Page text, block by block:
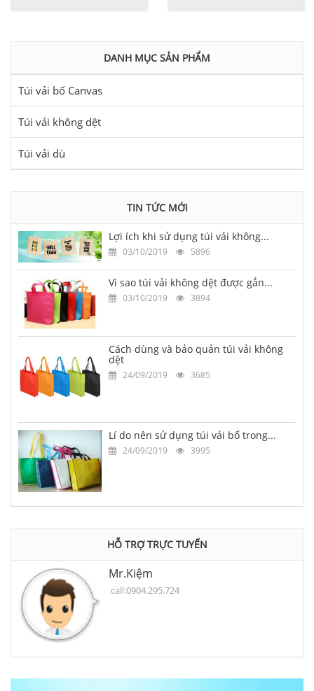
DANH MỤC SẢN PHẨM
Túi vải bố Canvas
Túi vải không dệt
Túi vải dù
TIN TỨC MỚI
Lợi ích khi sử dụng túi vải không...
03/10/2019 5896
Vì sao túi vải không dệt được gắn...
03/10/2019 3894
Cách dùng và bảo quản túi vải không
dệt
24/09/2019 3685
Lí do nên sử dụng túi vải bố trong...
24/09/2019 3995
HỖ TRỢ TRỰC TUYẾN
Mr.Kiệm
call:0904.295.724